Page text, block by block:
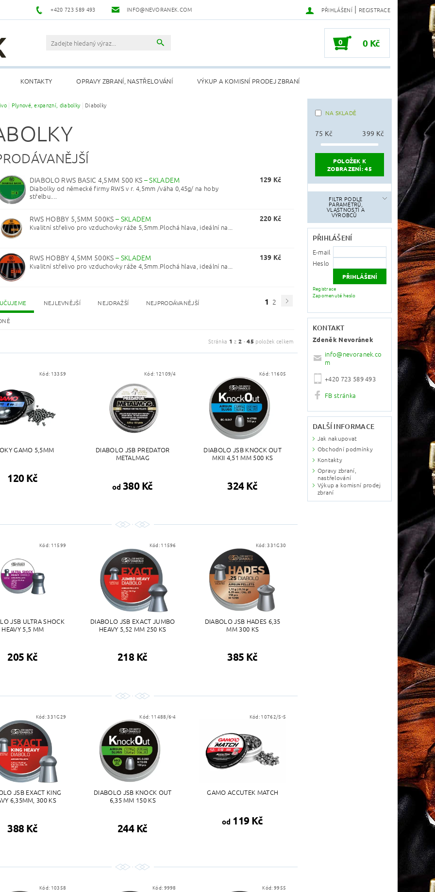
+420 723 589 493 INFO@NEVORANEK.COM PŘIHLÁŠENÍ | REGISTRACE
0 0 Kč
KONTAKTY OPRAVY ZBRANÍ, NASTŘELOVÁNÍ VÝKUP A KOMISNÍ PRODEJ ZBRANÍ
Plynové, expanzní, diabolky Diabolky
DIABOLO RWS BASIC 4,5MM 500 KS –SKLADEM
Diabolky od německé firmy RWS v r. 4,5mm /váha 0,45g/ na hoby
střelbu....
129 Kč
RWS HOBBY 5,5MM 500KS – SKLADEM
Kvalitní střelivo pro vzduchovky ráže 5,5mm.Plochá hlava, ideální na...
220 Kč
RWS HOBBY 4,5MM 500KS – SKLADEM
Kvalitní střelivo pro vzduchovky ráže 4,5mm.Plochá hlava, ideální na...
139 Kč
NEJLEVNĚJŠÍ NEJDRAŽŠÍ NEJPRODÁVANĚJŠÍ 1 2
Stránka 1 z2 -45 položek celkem
Kód: 13359
GAMO 5,5MM
120 Kč
Kód: 12109/4
DIABOLO JSB PREDATOR
METALMAG
od 380 Kč
Kód: 11605
DIABOLO JSB KNOCK OUT
MKII 4,51 MM 500 KS
324 Kč
Kód: 11599
JSB ULTRA SHOCK
HEAVY 5,5 MM
205 Kč
Kód: 11596
DIABOLO JSB EXACT JUMBO
HEAVY 5,52 MM 250 KS
218 Kč
Kód:331G30
DIABOLO JSB HADES 6,35
MM 300 KS
385 Kč
Kód: 331G29
JSB EXACT KING
6,35MM, 300 KS
388 Kč
Kód: 11488/6-4
DIABOLO JSB KNOCK OUT
6,35 MM 150 KS
244 Kč
Kód: 10762/5-5
GAMO ACCUTEK MATCH
od 119 Kč
Kód: 10358 Kód: 9998 Kód: 9955
NA SKLADĚ
75 Kč 399 Kč
POLOŽEK K
ZOBRAZENÍ:45
FILTR PODLE
PARAMETRŮ,
VLASTNOSTÍ A
VÝROBCŮ
PŘIHLÁŠENÍ
E-mail
Heslo
Registrace
Zapomenuté heslo
KONTAKT
Zdeněk Nevoránek
info@nevoranek.co
m
+420 723 589 493
FB stránka
DALŠÍ INFORMACE
Jak nakupovat
Obchodní podmínky
Kontakty
Opravy zbraní,
nastřelování
Výkup a komisní prodej
zbraní